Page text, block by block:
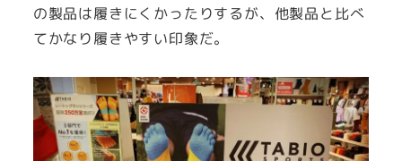
の製品は履きにくかったりするが、他製品と比べ
てかなり履きやすい印象だ。